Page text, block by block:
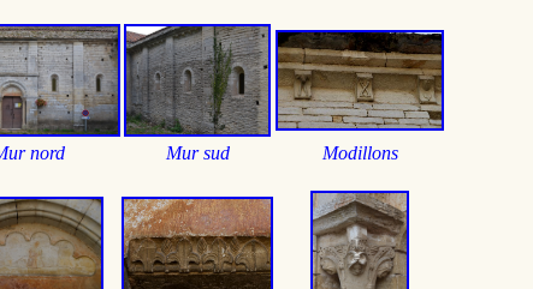
nord Mur sud Modillons